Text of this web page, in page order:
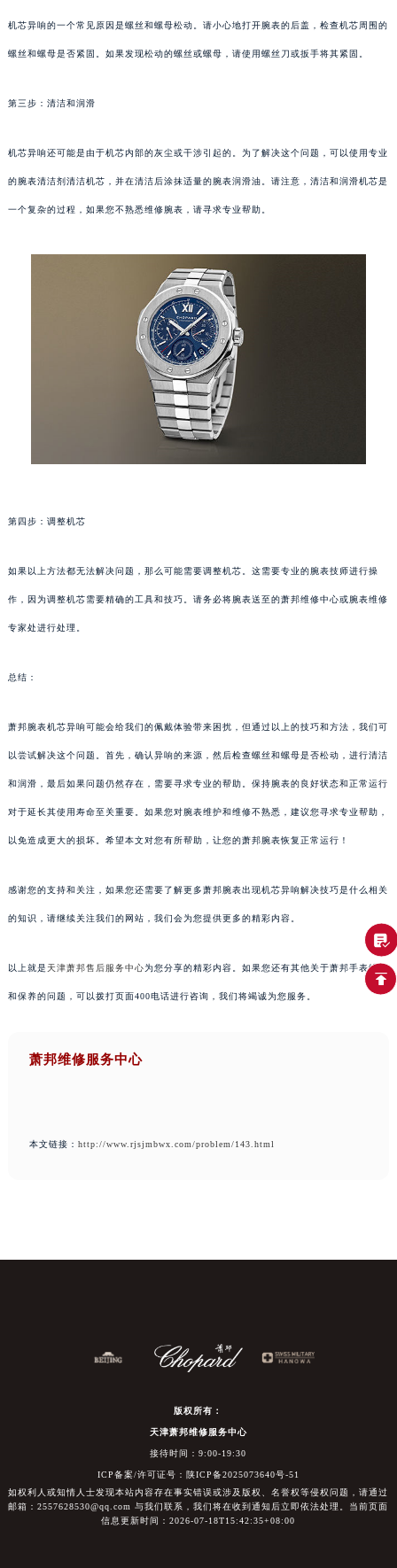
机芯异响的一个常见原因是螺丝和螺母松动。请小心地打开腕表的后盖，检查机芯周围的
螺丝和螺母是否紧固。如果发现松动的螺丝或螺母，请使用螺丝刀或扳手将其紧固。
第三步：清洁和润滑
机芯异响还可能是由于机芯内部的灰尘或干涉引起的。为了解决这个问题，可以使用专业
的腕表清洁剂清洁机芯，并在清洁后涂抹适量的腕表润滑油。请注意，清洁和润滑机芯是
一个复杂的过程，如果您不熟悉维修腕表，请寻求专业帮助。
第四步：调整机芯
如果以上方法都无法解决问题，那么可能需要调整机芯。这需要专业的腕表技师进行操
作，因为调整机芯需要精确的工具和技巧。请务必将腕表送至的萧邦维修中心或腕表维修
专家处进行处理。
总结：
萧邦腕表机芯异响可能会给我们的佩戴体验带来困扰，但通过以上的技巧和方法，我们可
以尝试解决这个问题。首先，确认异响的来源，然后检查螺丝和螺母是否松动，进行清洁
和润滑，最后如果问题仍然存在，需要寻求专业的帮助。保持腕表的良好状态和正常运行
对于延长其使用寿命至关重要。如果您对腕表维护和维修不熟悉，建议您寻求专业帮助，
以免造成更大的损坏。希望本文对您有所帮助，让您的萧邦腕表恢复正常运行！
感谢您的支持和关注，如果您还需要了解更多萧邦腕表出现机芯异响解决技巧是什么相关
的知识，请继续关注我们的网站，我们会为您提供更多的精彩内容。
以上就是天津萧邦售后服务中心为您分享的精彩内容。如果您还有其他关于萧邦手表维护
和保养的问题，可以拨打页面400电话进行咨询，我们将竭诚为您服务。
萧邦维修服务中心
本文链接： http://www.rjsjmbwx.com/problem/143.html
版权所有：
天津萧邦维修服务中心
接待时间：9:00-19:30
ICP备案/许可证号：陕ICP备2025073640号-51
如权利人或知情人士发现本站内容存在事实错误或涉及版权、名誉权等侵权问题，请通过
邮箱：2557628530@qq.com 与我们联系，我们将在收到通知后立即依法处理。当前页面
信息更新时间：2026-07-18T15:42:35+08:00